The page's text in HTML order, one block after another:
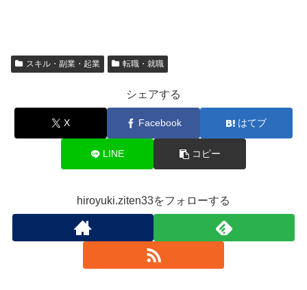
スキル・副業・起業 転職・就職
シェアする
X Facebook はてブ
LINE コピー
hiroyuki.ziten33をフォローする